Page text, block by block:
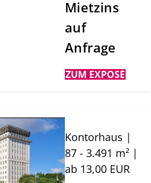
Mietzins
auf
Anfrage
ZUM EXPOSÉ
Kontorhaus |
87 - 3.491 m² |
ab 13,00 EUR